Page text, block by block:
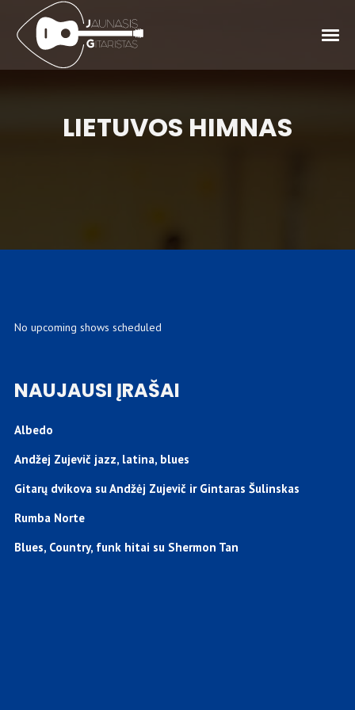
LIETUVOS HIMNAS
No upcoming shows scheduled
NAUJAUSI ĮRAŠAI
Albedo
Andžej Zujevič jazz, latina, blues
Gitarų dvikova su Andžėj Zujevič ir Gintaras Šulinskas
Rumba Norte
Blues, Country, funk hitai su Shermon Tan